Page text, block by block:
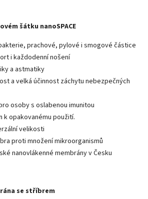
šátku nanoSPACE
prachové, pylové i smogové částice
i každodenní nošení
a astmatiky
a velká účinnost záchytu nebezpečných
osoby s oslabenou imunitou
k opakovanému použití.
velikosti
proti množení mikroorganismů
nanovlákenné membrány v Česku
se stříbrem